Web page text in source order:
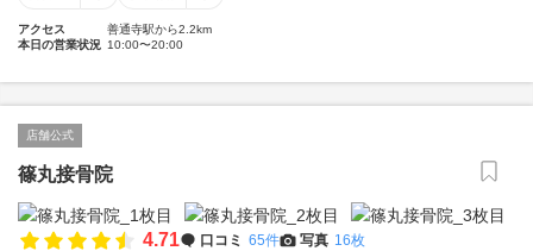
アクセス
善通寺駅から2.2km
本日の営業状況 10:00〜20:00
店舗公式
篠丸接骨院
4.71 口コミ 65件 写真 16枚